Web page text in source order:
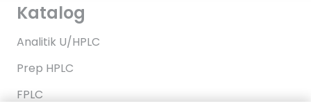
Katalog
Analitik U/HPLC
Prep HPLC
FPLC